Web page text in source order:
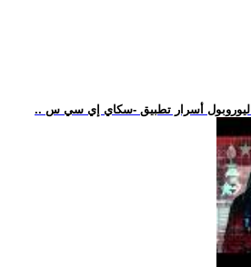
أسرار تطبيق -سكاي إي سي س